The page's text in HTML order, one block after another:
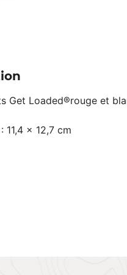
Get Loaded®rouge et
11,4 x 12,7 cm